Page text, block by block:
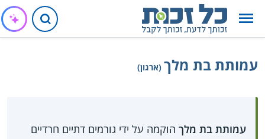
עמותת בת מלך (ארגון)
עמותת בת מלך הוקמה על ידי גורמים דתיים חרדיים